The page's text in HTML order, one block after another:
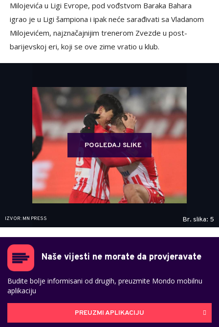
Milojevića u Ligi Evrope, pod vođstvom Baraka Bahara
igrao je u Ligi šampiona i ipak neće sarađivati sa Vladanom
Milojevićem, najznačajnijim trenerom Zvezde u post-
barijevskoj eri, koji se ove zime vratio u klub.
POGLEDAJ SLIKE
IZVOR: MN PRESS Br. slika: 5
Naše vijesti ne morate da provjeravate
Budite bolje informisani od drugih, preuzmite Mondo mobilnu
aplikaciju
PREUZMI APLIKACIJU